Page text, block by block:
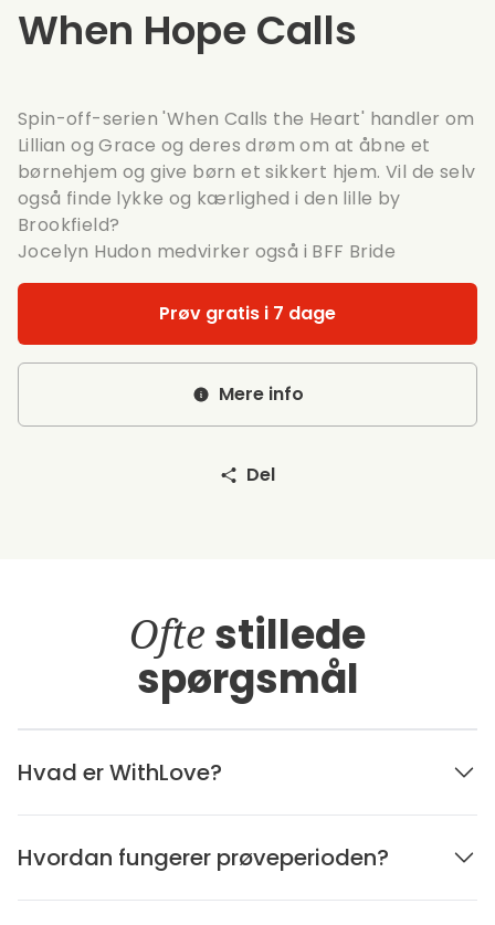
When Hope Calls
Spin-off-serien'When Calls the Heart' handler om
Lillian og Grace og deres drøm om at åbne et
børnehjem og give børn et sikkert hjem. Vil de selv
også finde lykke og kærlighed i den lille by
Brookfield?
Jocelyn Hudon medvirker også i BFF Bride
Prøv gratis i 7 dage
Mere info
Del
Ofte stillede
spørgsmål
Hvad er WithLove?
Hvordan fungerer prøveperioden?